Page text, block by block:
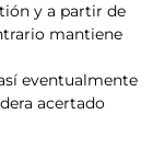
y a partir de
mantiene
eventualmente
acertado